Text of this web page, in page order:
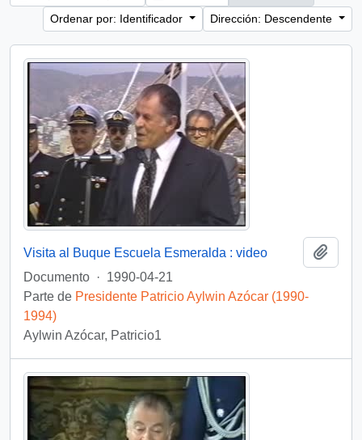
Ordenar por: Identificador
Dirección: Descendente
Visita al Buque Escuela Esmeralda : video
Documento · 1990-04-21
Parte de Presidente Patricio Aylwin Azócar (1990-
1994)
Aylwin Azócar, Patricio1